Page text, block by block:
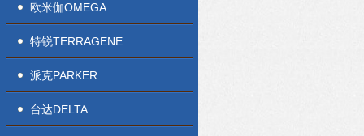
欧米伽OMEGA
特锐TERRAGENE
派克PARKER
台达DELTA